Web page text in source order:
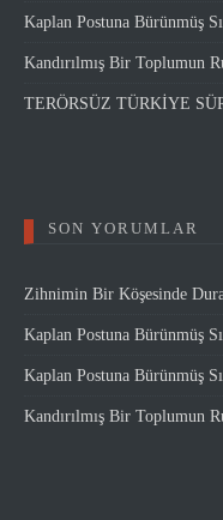
Kaplan Postuna Bürünmüş
Kandırılmış Bir Toplumun
TERÖRSÜZ TÜRKİYE
SON YORUMLAR
Zihnimin Bir Köşesinde
Kaplan Postuna Bürünmüş
Kaplan Postuna Bürünmüş
Kandırılmış Bir Toplumun